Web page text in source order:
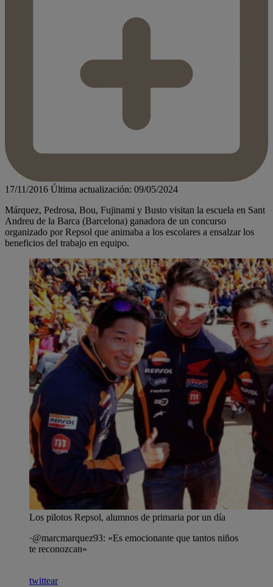
17/11/2016 Última actualización: 09/05/2024
Márquez, Pedrosa, Bou, Fujinami y Busto visitan la escuela en Sant
Andreu de la Barca (Barcelona) ganadora de un concurso
organizado por Repsol que animaba a los escolares a ensalzar los
beneficios del trabajo en equipo.
Los pilotos Repsol, alumnos de primaria por un día
·@marcmarquez93: «Es emocionante que tantos niños
te reconozcan»
twittear